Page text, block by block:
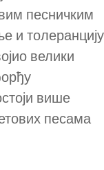
песничким
и толеранцију
велики
више
песама